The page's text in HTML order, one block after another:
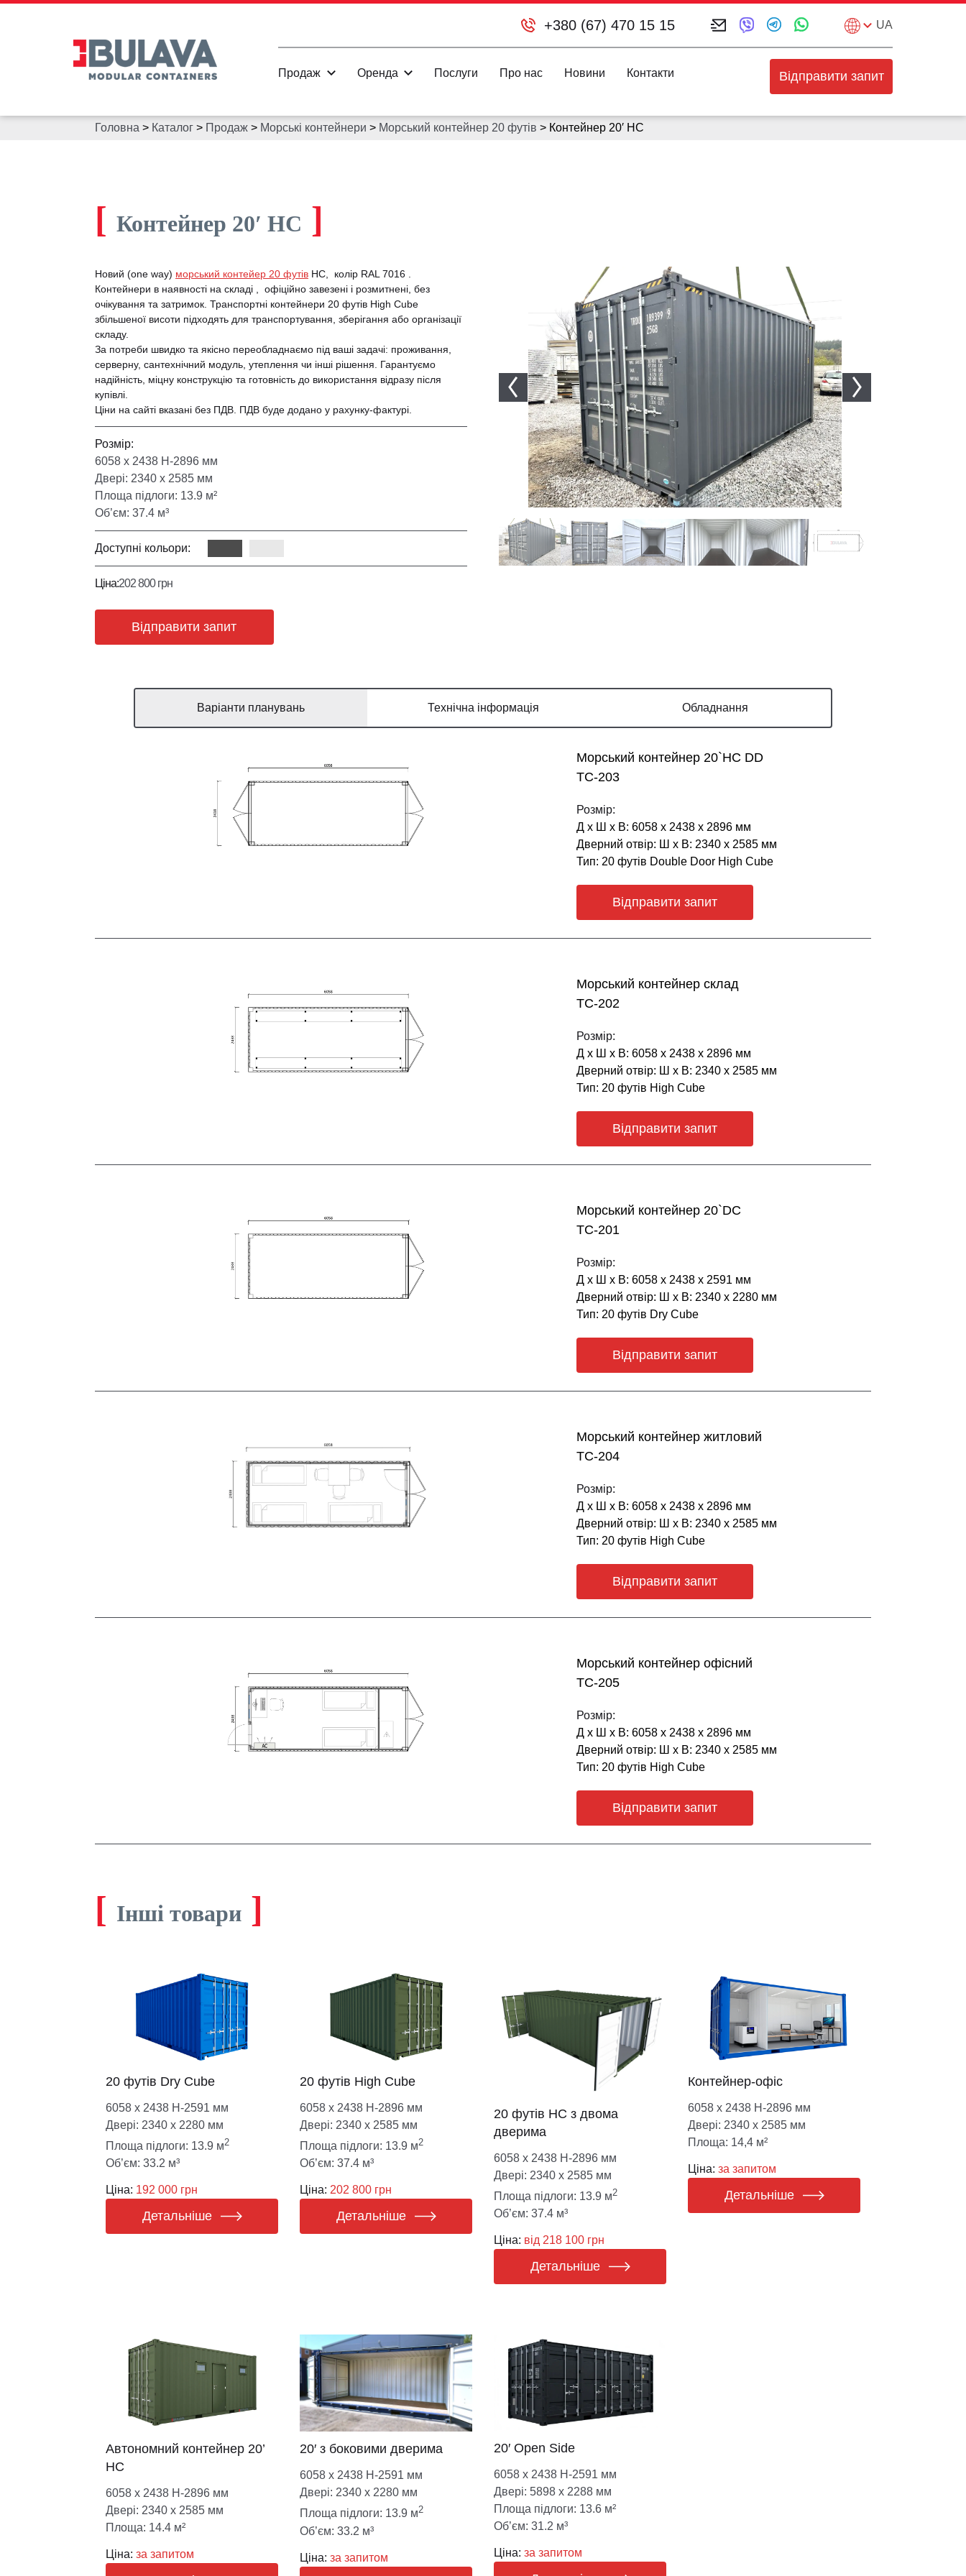
+380 (67) 470 15 15 UA
Продаж Оренда Послуги Про нас Новини Контакти Відправити запит
Головна > Каталог > Продаж > Морські контейнери > Морський контейнер 20 футів > Контейнер 20′ HC
[ Контейнер 20′ HC ]
Новий (one way) морський контейер 20 футів HC, колір RAL 7016 .
Контейнери в наявності на складі , офіційно завезені і розмитнені, без
очікування та затримок. Транспортні контейнери 20 футів High Cube
збільшеної висоти підходять для транспортування, зберігання або організації
складу.
За потреби швидко та якісно переобладнаємо під ваші задачі: проживання,
серверну, сантехнічний модуль, утеплення чи інші рішення. Гарантуємо
надійність, міцну конструкцію та готовність до використання відразу після
купівлі.
Ціни на сайті вказані без ПДВ. ПДВ буде додано у рахунку-фактурі.
Розмір:
6058 х 2438 Н-2896 мм
Двері: 2340 х 2585 мм
Площа підлоги: 13.9 м²
Об’єм: 37.4 м³
Доступні кольори:
Ціна:202 800 грн
Відправити запит
Варіанти планувань Технічна інформація Обладнання
Морський контейнер 20`HC DD
ТС-203
Розмір:
Д х Ш х В: 6058 х 2438 х 2896 мм
Дверний отвір: Ш х В: 2340 х 2585 мм
Тип: 20 футів Double Door High Cube
Відправити запит
Морський контейнер склад
ТС-202
Розмір:
Д х Ш х В: 6058 х 2438 х 2896 мм
Дверний отвір: Ш х В: 2340 х 2585 мм
Тип: 20 футів High Cube
Відправити запит
Морський контейнер 20`DC
ТС-201
Розмір:
Д х Ш х В: 6058 х 2438 х 2591 мм
Дверний отвір: Ш х В: 2340 х 2280 мм
Тип: 20 футів Dry Cube
Відправити запит
Морський контейнер житловий
ТС-204
Розмір:
Д х Ш х В: 6058 х 2438 х 2896 мм
Дверний отвір: Ш х В: 2340 х 2585 мм
Тип: 20 футів High Cube
Відправити запит
Морський контейнер офісний
ТС-205
Розмір:
Д х Ш х В: 6058 х 2438 х 2896 мм
Дверний отвір: Ш х В: 2340 х 2585 мм
Тип: 20 футів High Cube
Відправити запит
[ Інші товари ]
20 футів Dry Cube
6058 х 2438 Н-2591 мм
Двері: 2340 х 2280 мм
Площа підлоги: 13.9 м2
Об’єм: 33.2 м³
Ціна: 192 000 грн
Детальніше
20 футів High Cube
6058 х 2438 Н-2896 мм
Двері: 2340 х 2585 мм
Площа підлоги: 13.9 м2
Об’єм: 37.4 м³
Ціна: 202 800 грн
Детальніше
20 футів HC з двома
дверима
6058 х 2438 Н-2896 мм
Двері: 2340 х 2585 мм
Площа підлоги: 13.9 м2
Об’єм: 37.4 м³
Ціна: від 218 100 грн
Детальніше
Контейнер-офіс
6058 х 2438 Н-2896 мм
Двері: 2340 х 2585 мм
Площа: 14,4 м²
Ціна: за запитом
Детальніше
Автономний контейнер 20’
НС
6058 х 2438 Н-2896 мм
Двері: 2340 х 2585 мм
Площа: 14.4 м²
Ціна: за запитом
20′ з боковими дверима
6058 х 2438 Н-2591 мм
Двері: 2340 х 2280 мм
Площа підлоги: 13.9 м2
Об’єм: 33.2 м³
Ціна: за запитом
20′ Open Side
6058 х 2438 Н-2591 мм
Двері: 5898 х 2288 мм
Площа підлоги: 13.6 м²
Об’єм: 31.2 м³
Ціна: за запитом